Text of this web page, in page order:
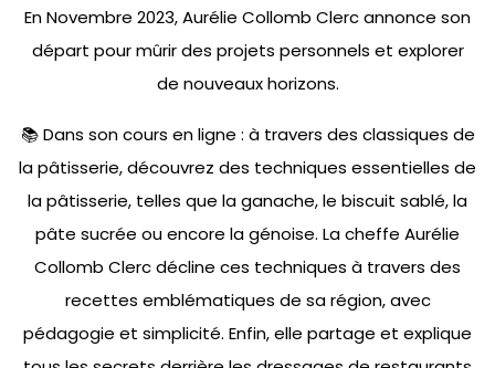
En Novembre 2023, Aurélie Collomb Clerc annonce son
départ pour mûrir des projets personnels et explorer
de nouveaux horizons.
📚 Dans son cours en ligne : à travers des classiques de
la pâtisserie, découvrez des techniques essentielles de
la pâtisserie, telles que la ganache, le biscuit sablé, la
pâte sucrée ou encore la génoise. La cheffe Aurélie
Collomb Clerc décline ces techniques à travers des
recettes emblématiques de sa région, avec
pédagogie et simplicité. Enfin, elle partage et explique